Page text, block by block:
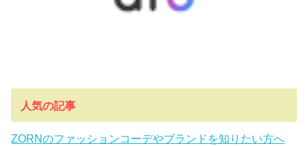
人気の記事
ZORNのファッションコーデやブランドを知りたい方へ